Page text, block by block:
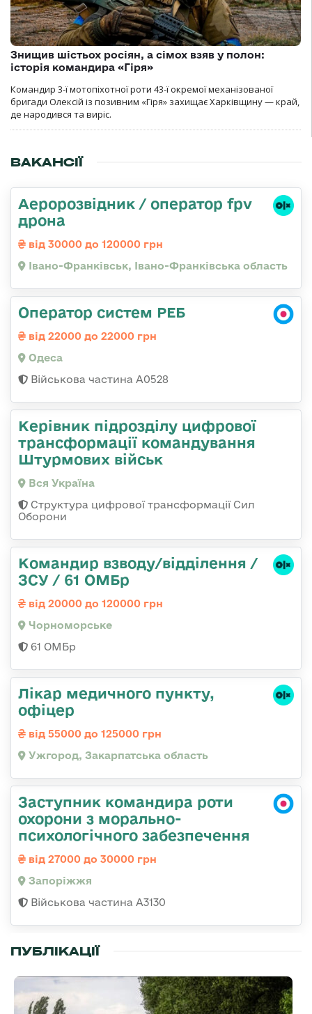
Знищив шістьох росіян, а сімох взяв у полон:
історія командира «Гіря»
Командир 3-ї мотопіхотної роти 43-ї окремої механізованої
бригади Олексій із позивним «Гіря» захищає Харківщину — край,
де народився та виріс.
ВАКАНСІЇ
Аеророзвідник / оператор fpv
дрона
від 30000 до 120000 грн
Івано-Франківськ, Івано-Франківська область
Оператор систем РЕБ
від 22000 до 22000 грн
Одеса
Військова частина А0528
Керівник підрозділу цифрової
трансформації командування
Штурмових військ
Вся Україна
Структура цифрової трансформації Сил
Оборони
Командир взводу/відділення /
ЗСУ / 61 ОМБр
від 20000 до 120000 грн
Чорноморське
61 ОМБр
Лікар медичного пункту,
офіцер
від 55000 до 125000 грн
Ужгород, Закарпатська область
Заступник командира роти
охорони з морально-
психологічного забезпечення
від 27000 до 30000 грн
Запоріжжя
Військова частина А3130
ПУБЛІКАЦІЇ